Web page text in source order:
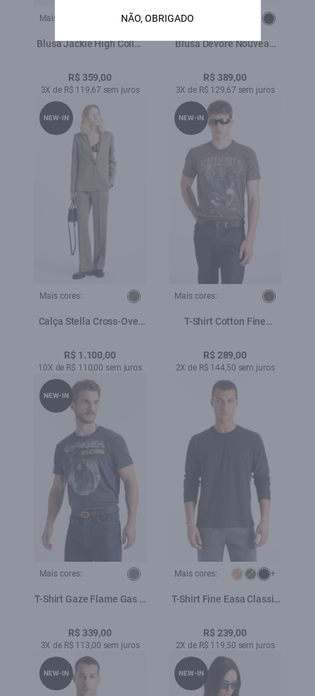
Mais cores:
Blusa Jackie High Collar
R$ 359,00
3X de R$ 119,67 sem juros
Mais cores:
Blusa Devore Nouveau
R$ 389,00
3X de R$ 129,67 sem juros
Mais cores:
Calça Stella Cross-Over
Militar
R$ 1.100,00
10X de R$ 110,00 sem juros
NEW-IN
Mais cores:
T-Shirt Cotton Fine
Tabaco
R$ 289,00
2X de R$ 144,50 sem juros
NEW-IN
Mais cores:
T-Shirt Gaze Flame Gas &
R$ 339,00
3X de R$ 113,00 sem juros
NEW-IN
Mais cores: +
T-Shirt Fine Easa Classic
R$ 239,00
2X de R$ 119,50 sem juros
NEW-IN NEW-IN
NÃO, OBRIGADO